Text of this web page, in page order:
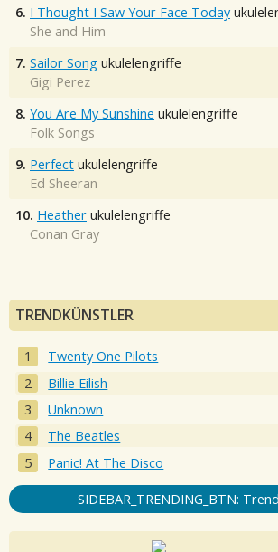
6. I Thought I Saw Your Face Today
She and Him
7. Sailor Song ukulelengriffe
Gigi Perez
8. You Are My Sunshine ukulelengriffe
Folk Songs
9. Perfect ukulelengriffe
Ed Sheeran
10. Heather ukulelengriffe
Conan Gray
TRENDKÜNSTLER
Twenty One Pilots
Billie Eilish
Unknown
The Beatles
Panic! At The Disco
SIDEBAR_TRENDING_BTN: